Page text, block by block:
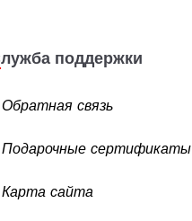
Служба поддержки
Обратная связь
Подарочные сертификаты
Карта сайта